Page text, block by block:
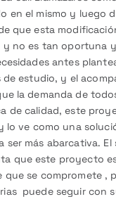
en el mismo y luego
que esta
y no es tan oportuna
antes
de estudio, y el
la demanda de
de calidad, este
lo ve como una
ser más abarcativa. El
que este proyecto
que se compromete ,
puede seguir con